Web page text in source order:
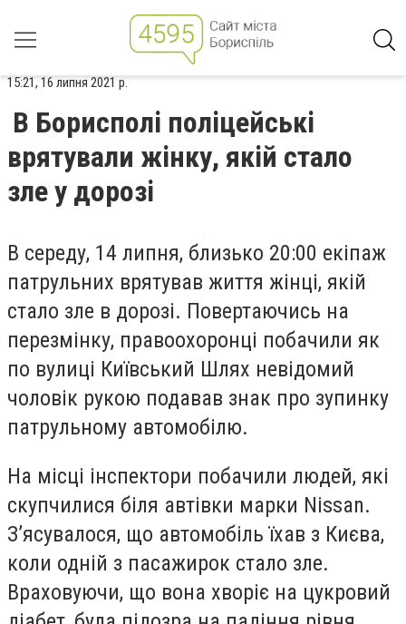
15:21, 16 липня 2021 р.
В Борисполі поліцейські
врятували жінку, якій стало
зле у дорозі
В середу, 14 липня, близько 20:00 екіпаж
патрульних врятував життя жінці, якій
стало зле в дорозі. Повертаючись на
перезмінку, правоохоронці побачили як
по вулиці Київський Шлях невідомий
чоловік рукою подавав знак про зупинку
патрульному автомобілю.
На місці інспектори побачили людей, які
скупчилися біля автівки марки Nissan.
З’ясувалося, що автомобіль їхав з Києва,
коли одній з пасажирок стало зле.
Враховуючи, що вона хворіє на цукровий